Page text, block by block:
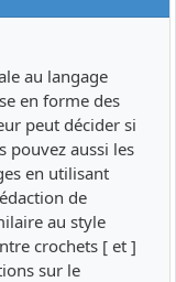
au langage
en forme des
peut décider si
pouvez aussi les
en utilisant
de
au style
crochets [ et ]
sur le